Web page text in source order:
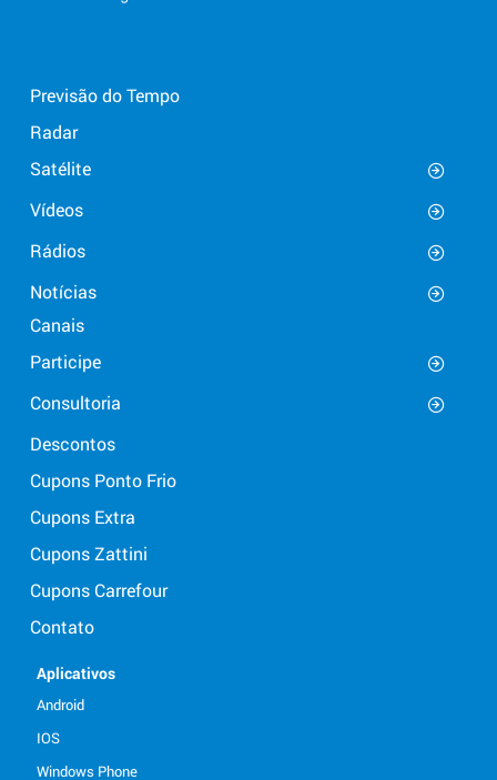
Previsão do Tempo
Radar
Satélite
Vídeos
Rádios
Notícias
Canais
Participe
Consultoria
Descontos
Cupons Ponto Frio
Cupons Extra
Cupons Zattini
Cupons Carrefour
Contato
Aplicativos
Android
IOS
Windows Phone